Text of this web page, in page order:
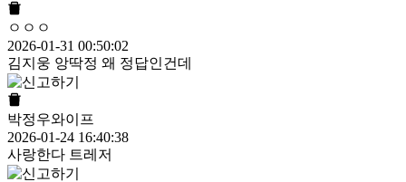
ㅇㅇㅇ
2026-01-31 00:50:02
김지웅 앙딱정 왜 정답인건데
박정우와이프
2026-01-24 16:40:38
사랑한다 트레저